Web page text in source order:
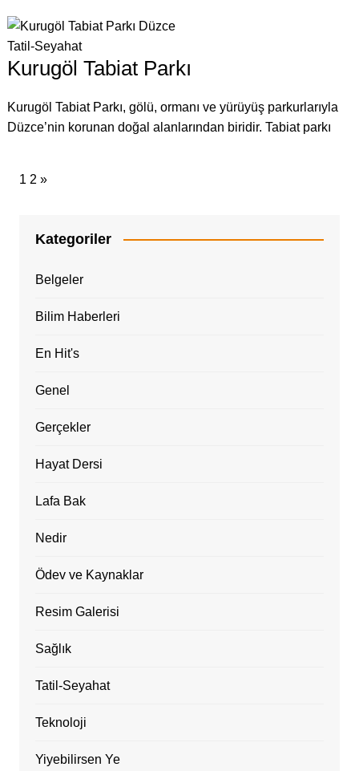
Tatil-Seyahat
Kurugöl Tabiat Parkı
Kurugöl Tabiat Parkı, gölü, ormanı ve yürüyüş parkurlarıyla
Düzce’nin korunan doğal alanlarından biridir. Tabiat parkı
1 2 »
Kategoriler
Belgeler
Bilim Haberleri
En Hit's
Genel
Gerçekler
Hayat Dersi
Lafa Bak
Nedir
Ödev ve Kaynaklar
Resim Galerisi
Sağlık
Tatil-Seyahat
Teknoloji
Yiyebilirsen Ye